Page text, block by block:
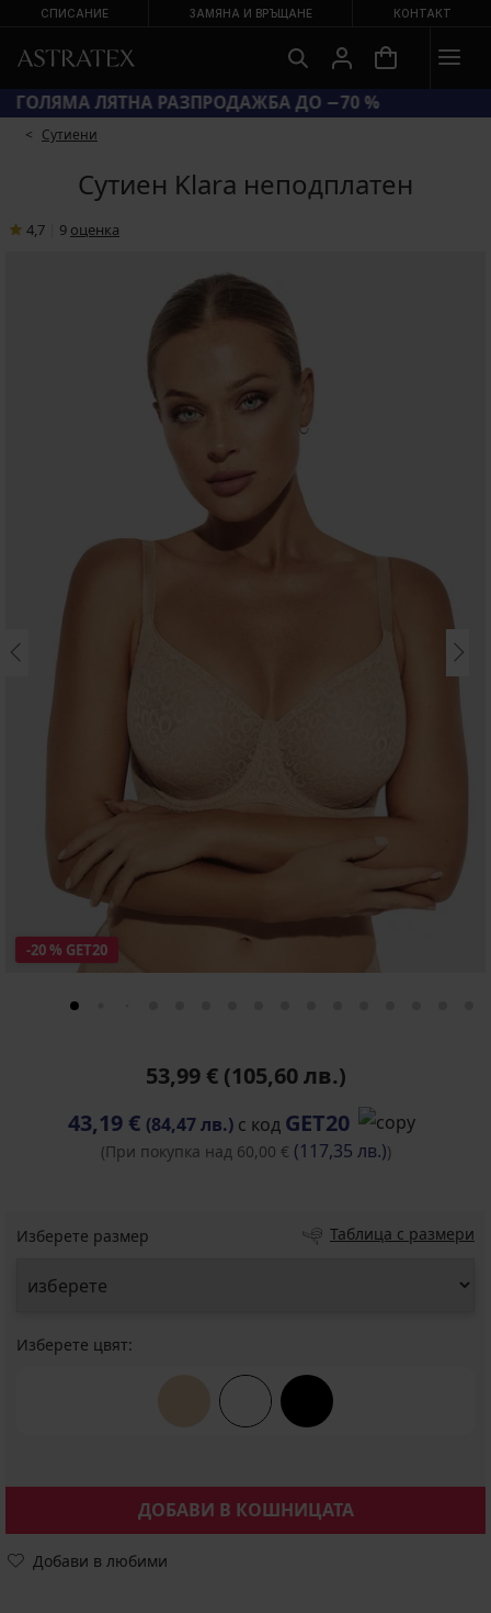
СПИСАНИЕ ЗАМЯНА И ВРЪЩАНЕ КОНТАКТ
ГОЛЯМА ЛЯТНА РАЗПРОДАЖБА ДО −70 %
Сутиени
Сутиен Klara неподплатен
4,7 9 oценка
-20 % GET20
53,99 € (105,60 лв.)
43,19 € (84,47 лв.)с код GET20
(При покупка над 60,00 € (117,35 лв.))
Изберете размер Таблица с размери
Изберете цвят:
ДОБАВИ В КОШНИЦАТА
Добави в любими